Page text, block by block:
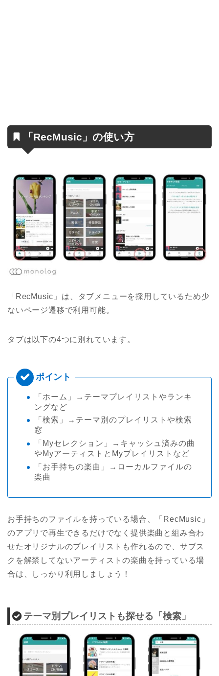
「RecMusic」の使い方
「RecMusic」は、タブメニューを採用しているため少
ないページ遷移で利用可能。
タブは以下の4つに別れています。
「ホーム」→テーマプレイリストやランキ
ングなど
「検索」→テーマ別のプレイリストや検索
窓
「Myセレクション」→キャッシュ済みの曲
やMyアーティストとMyプレイリストなど
「お手持ちの楽曲」→ローカルファイルの
楽曲
お手持ちのファイルを持っている場合、「RecMusic」
のアプリで再生できるだけでなく提供楽曲と組み合わ
せたオリジナルのプレイリストも作れるので、サブス
クを解禁してないアーティストの楽曲を持っている場
合は、しっかり利用しましょう！
テーマ別プレイリストも探せる「検索」